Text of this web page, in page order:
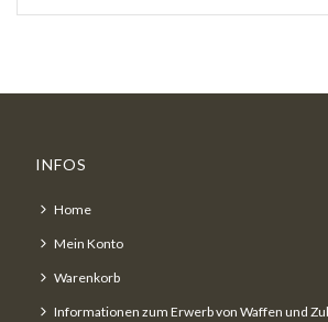
INFOS
Home
Mein Konto
Warenkorb
Informationen zum Erwerb von Waffen und